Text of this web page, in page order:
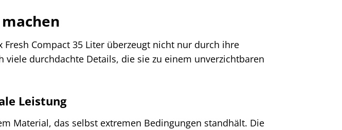
Fresh Compact 35 Liter überzeugt nicht nur durch ihre
durchdachte Details, die sie zu einem unverzichtbaren
Leistung
Material, das selbst extremen Bedingungen standhält. Die